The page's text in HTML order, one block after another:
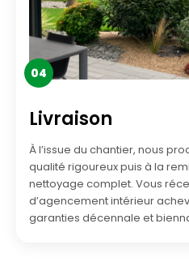
04
Livraison
À l’issue du chantier, nous
qualité rigoureux puis à la
nettoyage complet. Vous
d’agencement intérieur
garanties décennale et